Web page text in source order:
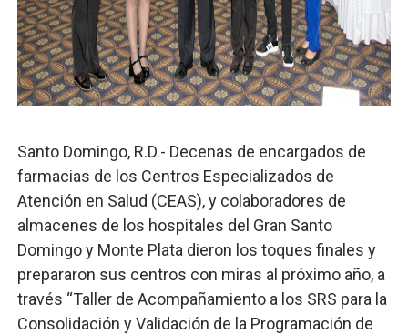
Comedores Comunitarios de DASAC garantizan
UNTC inicia ofensiva para recuperar fuerza gremial
PRM escogerá este domingo su nueva cúpula
Candidato a presidente del Colegio de Notarios hace
Digecac realizará Primer Festival de Plantas 2026
Josefa Castillo: Liderazgo y Transformación Social al
Santo Domingo, R.D.- Decenas de encargados de
farmacias de los Centros Especializados de
Atención en Salud (CEAS), y colaboradores de
almacenes de los hospitales del Gran Santo
Domingo y Monte Plata dieron los toques finales y
prepararon sus centros con miras al próximo año, a
través “Taller de Acompañamiento a los SRS para la
Consolidación y Validación de la Programación de